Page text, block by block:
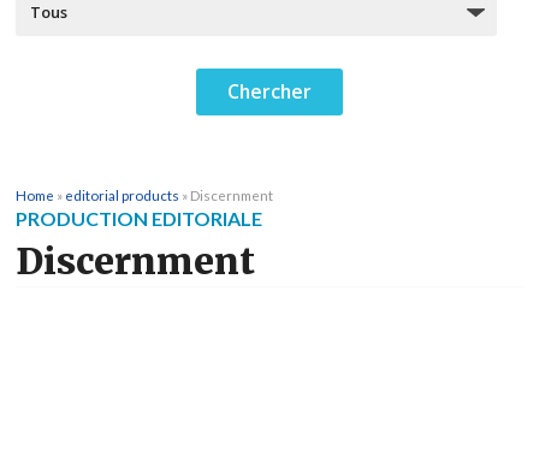
Home » editorial products » Discernment
PRODUCTION EDITORIALE
Discernment